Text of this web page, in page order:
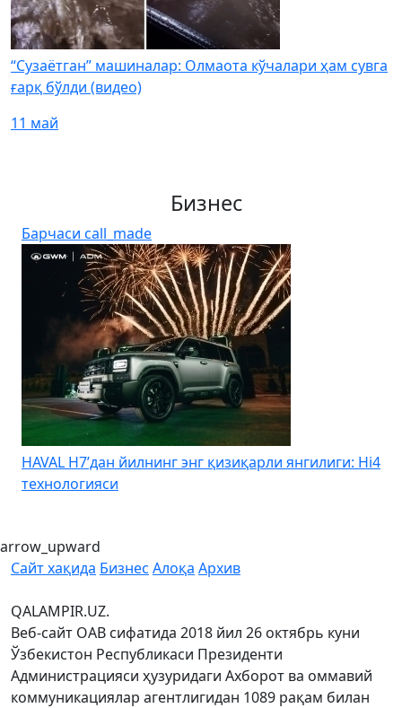
“Сузаётган” машиналар: Олмаота кўчалари ҳам сувга
ғарқ бўлди (видео)
11 май
Бизнес
Барчаси call_made
HAVAL H7’дан йилнинг энг қизиқарли янгилиги: Hi4
технологияси
arrow_upward
Сайт хақида Бизнес Алоқа Архив
QALAMPIR.UZ.
Веб-сайт ОАВ сифатида 2018 йил 26 октябрь куни
Ўзбекистон Республикаси Президенти
Администрацияси ҳузуридаги Ахборот ва оммавий
коммуникациялар агентлигидан 1089 рақам билан